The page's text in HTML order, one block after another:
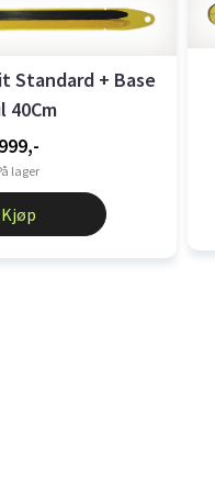
Standard + Base
40Cm
999,-
lager
Kjøp